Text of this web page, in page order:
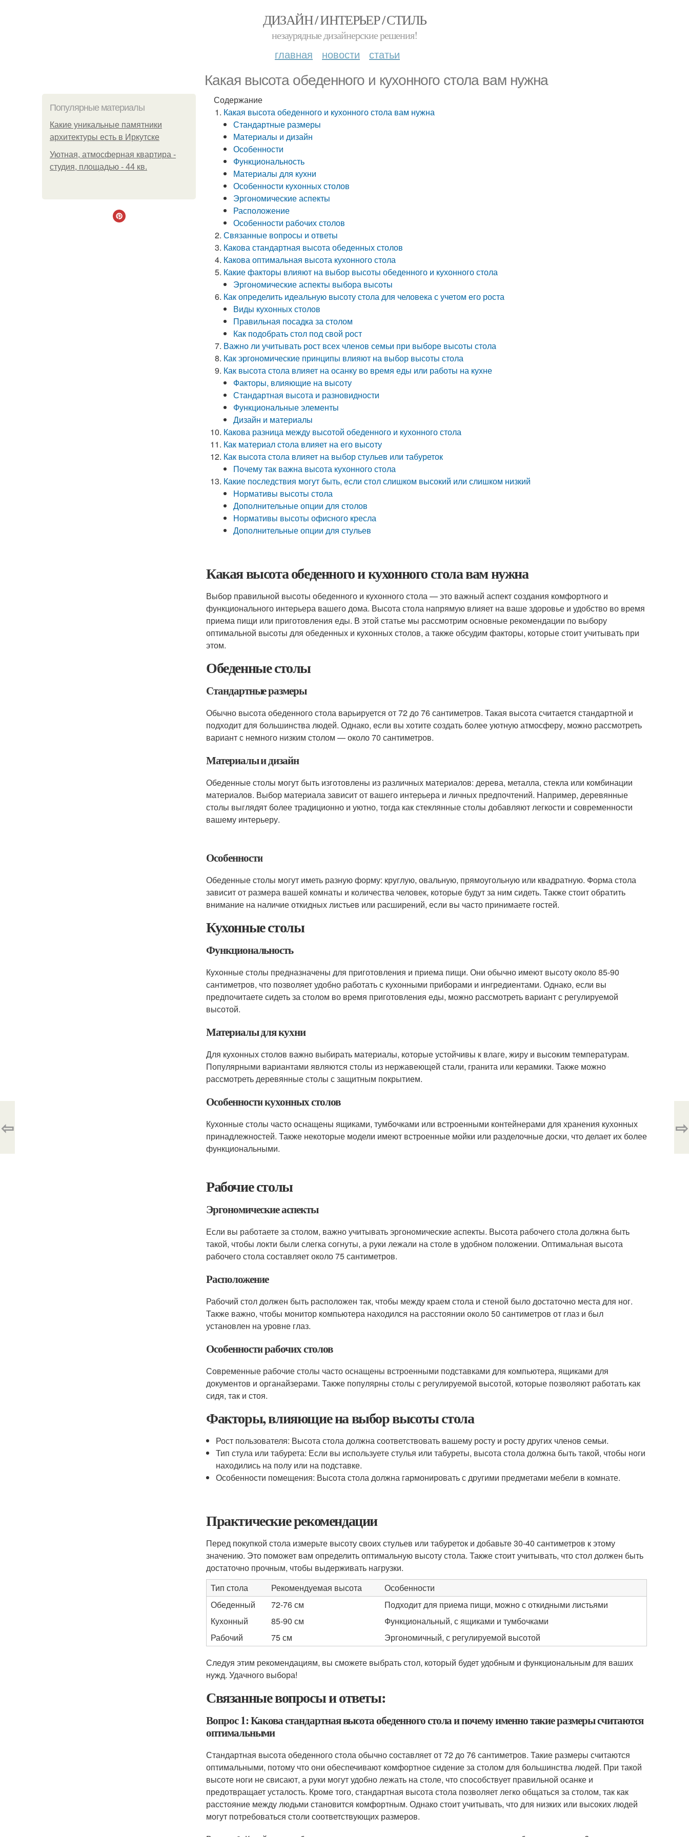
ДИЗАЙН / ИНТЕРЬЕР / СТИЛЬ
незаурядные дизайнерские решения!
главная новости статьи
Какая высота обеденного и кухонного стола вам нужна
Популярные материалы
Какие уникальные памятники
архитектуры есть в Иркутске
Уютная, атмосферная квартира -
студия, площадью - 44 кв.
Содержание
Какая высота обеденного и кухонного стола вам нужна
Стандартные размеры
Материалы и дизайн
Особенности
Функциональность
Материалы для кухни
Особенности кухонных столов
Эргономические аспекты
Расположение
Особенности рабочих столов
Связанные вопросы и ответы
Какова стандартная высота обеденных столов
Какова оптимальная высота кухонного стола
Какие факторы влияют на выбор высоты обеденного и кухонного стола
Эргономические аспекты выбора высоты
Как определить идеальную высоту стола для человека с учетом его роста
Виды кухонных столов
Правильная посадка за столом
Как подобрать стол под свой рост
Важно ли учитывать рост всех членов семьи при выборе высоты стола
Как эргономические принципы влияют на выбор высоты стола
Как высота стола влияет на осанку во время еды или работы на кухне
Факторы, влияющие на высоту
Стандартная высота и разновидности
Функциональные элементы
Дизайн и материалы
Какова разница между высотой обеденного и кухонного стола
Как материал стола влияет на его высоту
Как высота стола влияет на выбор стульев или табуреток
Почему так важна высота кухонного стола
Какие последствия могут быть, если стол слишком высокий или слишком низкий
Нормативы высоты стола
Дополнительные опции для столов
Нормативы высоты офисного кресла
Дополнительные опции для стульев
Какая высота обеденного и кухонного стола вам нужна
Выбор правильной высоты обеденного и кухонного стола — это важный аспект создания комфортного и
функционального интерьера вашего дома. Высота стола напрямую влияет на ваше здоровье и удобство во время
приема пищи или приготовления еды. В этой статье мы рассмотрим основные рекомендации по выбору
оптимальной высоты для обеденных и кухонных столов, а также обсудим факторы, которые стоит учитывать при
этом.
Обеденные столы
Стандартные размеры
Обычно высота обеденного стола варьируется от 72 до 76 сантиметров. Такая высота считается стандартной и
подходит для большинства людей. Однако, если вы хотите создать более уютную атмосферу, можно рассмотреть
вариант с немного низким столом — около 70 сантиметров.
Материалы и дизайн
Обеденные столы могут быть изготовлены из различных материалов: дерева, металла, стекла или комбинации
материалов. Выбор материала зависит от вашего интерьера и личных предпочтений. Например, деревянные
столы выглядят более традиционно и уютно, тогда как стеклянные столы добавляют легкости и современности
вашему интерьеру.
Особенности
Обеденные столы могут иметь разную форму: круглую, овальную, прямоугольную или квадратную. Форма стола
зависит от размера вашей комнаты и количества человек, которые будут за ним сидеть. Также стоит обратить
внимание на наличие откидных листьев или расширений, если вы часто принимаете гостей.
Кухонные столы
Функциональность
Кухонные столы предназначены для приготовления и приема пищи. Они обычно имеют высоту около 85-90
сантиметров, что позволяет удобно работать с кухонными приборами и ингредиентами. Однако, если вы
предпочитаете сидеть за столом во время приготовления еды, можно рассмотреть вариант с регулируемой
высотой.
Материалы для кухни
Для кухонных столов важно выбирать материалы, которые устойчивы к влаге, жиру и высоким температурам.
Популярными вариантами являются столы из нержавеющей стали, гранита или керамики. Также можно
рассмотреть деревянные столы с защитным покрытием.
Особенности кухонных столов
Кухонные столы часто оснащены ящиками, тумбочками или встроенными контейнерами для хранения кухонных
принадлежностей. Также некоторые модели имеют встроенные мойки или разделочные доски, что делает их более
функциональными.
Рабочие столы
Эргономические аспекты
Если вы работаете за столом, важно учитывать эргономические аспекты. Высота рабочего стола должна быть
такой, чтобы локти были слегка согнуты, а руки лежали на столе в удобном положении. Оптимальная высота
рабочего стола составляет около 75 сантиметров.
Расположение
Рабочий стол должен быть расположен так, чтобы между краем стола и стеной было достаточно места для ног.
Также важно, чтобы монитор компьютера находился на расстоянии около 50 сантиметров от глаз и был
установлен на уровне глаз.
Особенности рабочих столов
Современные рабочие столы часто оснащены встроенными подставками для компьютера, ящиками для
документов и органайзерами. Также популярны столы с регулируемой высотой, которые позволяют работать как
сидя, так и стоя.
Факторы, влияющие на выбор высоты стола
Рост пользователя: Высота стола должна соответствовать вашему росту и росту других членов семьи.
Тип стула или табурета: Если вы используете стулья или табуреты, высота стола должна быть такой, чтобы ноги
находились на полу или на подставке.
Особенности помещения: Высота стола должна гармонировать с другими предметами мебели в комнате.
Практические рекомендации
Перед покупкой стола измерьте высоту своих стульев или табуреток и добавьте 30-40 сантиметров к этому
значению. Это поможет вам определить оптимальную высоту стола. Также стоит учитывать, что стол должен быть
достаточно прочным, чтобы выдерживать нагрузки.
Тип стола
Рекомендуемая высота
Особенности
Обеденный
72-76 см
Подходит для приема пищи, можно с откидными листьями
Кухонный
85-90 см
Функциональный, с ящиками и тумбочками
Рабочий
75 см Эргономичный, с регулируемой высотой
Следуя этим рекомендациям, вы сможете выбрать стол, который будет удобным и функциональным для ваших
нужд. Удачного выбора!
Связанные вопросы и ответы:
Вопрос 1: Какова стандартная высота обеденного стола и почему именно такие размеры считаются
оптимальными
Стандартная высота обеденного стола обычно составляет от 72 до 76 сантиметров. Такие размеры считаются
оптимальными, потому что они обеспечивают комфортное сидение за столом для большинства людей. При такой
высоте ноги не свисают, а руки могут удобно лежать на столе, что способствует правильной осанке и
предотвращает усталость. Кроме того, стандартная высота стола позволяет легко общаться за столом, так как
расстояние между людьми становится комфортным. Однако стоит учитывать, что для низких или высоких людей
могут потребоваться столи соответствующих размеров.
⇦ ⇨